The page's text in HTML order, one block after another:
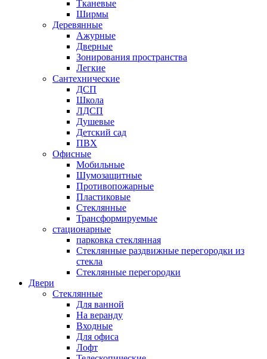
Тканевые
Ширмы
Деревянные
Ажурные
Дверные
Зонирования пространства
Легкие
Сантехнические
ДСП
Школа
ЛДСП
Душевые
Детский сад
ПВХ
Офисные
Мобильные
Шумозащитные
Противопожарные
Пластиковые
Стеклянные
Трансформируемые
стационарные
парковка стеклянная
Стеклянные раздвижные перегородки из
стекла
Стеклянные перегородки
Двери
Стеклянные
Для ванной
На веранду
Входные
Для офиса
Лофт